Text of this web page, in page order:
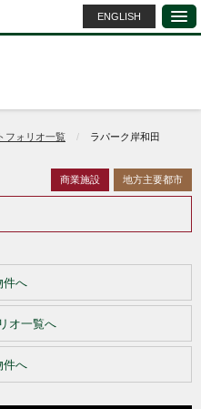
ENGLISH
フォリオ一覧 ラパーク岸和田
商業施設 地方主要都市
件へ
オ一覧へ
件へ